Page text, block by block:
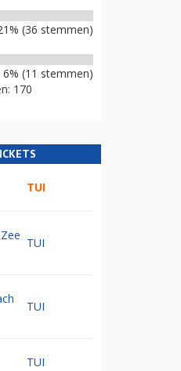
(36 stemmen)
6% (11 stemmen)
170
TUI
TUI
TUI
TUI